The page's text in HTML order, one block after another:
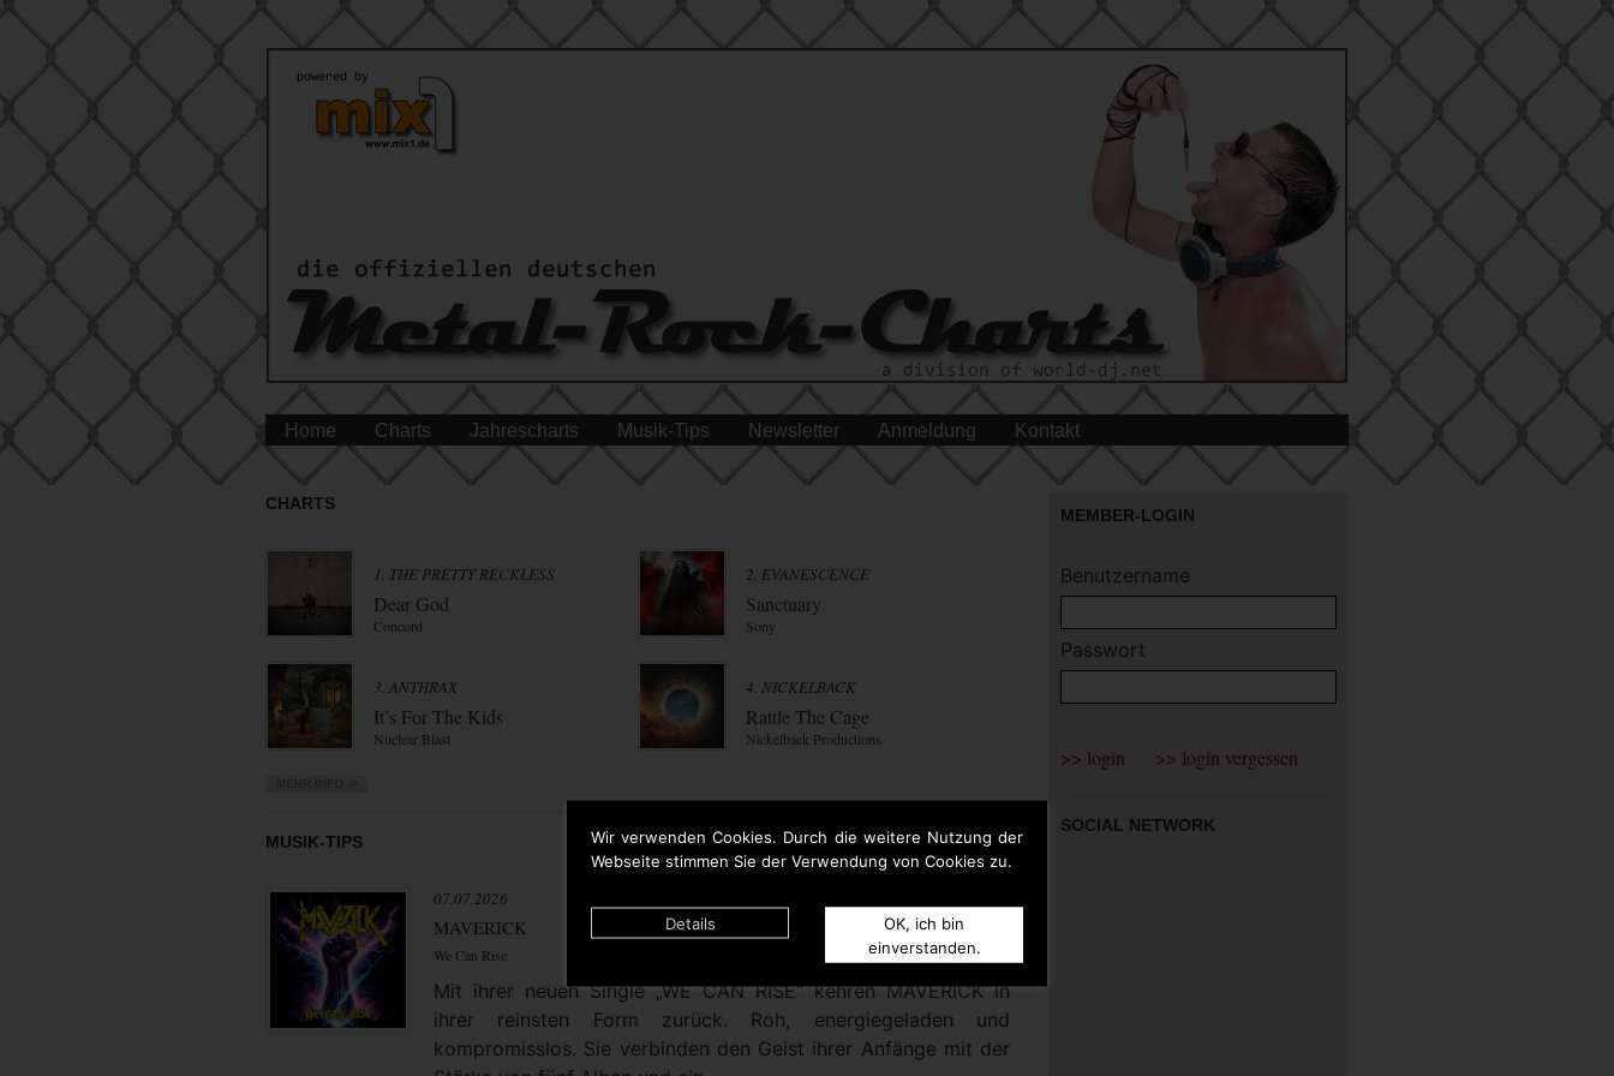
Wir verwenden Cookies. Durch die weitere Nutzung der
Webseite stimmen Sie der Verwendung von Cookies zu.
Details
OK, ich bin
einverstanden.
Home Charts Jahrescharts Musik-Tips Newsletter Anmeldung Kontakt
CHARTS
1. THE PRETTY RECKLESS
Dear God
Concord
2. EVANESCENCE
Sanctuary
Sony
3. ANTHRAX
It’s For The Kids
Nuclear Blast
4. NICKELBACK
Rattle The Cage
Nickelback Productions
MUSIK-TIPS
07.07.2026
MAVERICK
We Can Rise
Mit ihrer neuen Single „WE CAN RISE“ kehren MAVERICK in
ihrer reinsten Form zurück. Roh, energiegeladen und
kompromisslos. Sie verbinden den Geist ihrer Anfänge mit der
MEMBER-LOGIN
Benutzername
Passwort
SOCIAL NETWORK